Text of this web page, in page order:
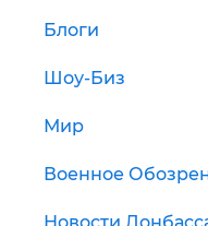
Блоги
Шоу-Биз
Мир
Военное
Новости